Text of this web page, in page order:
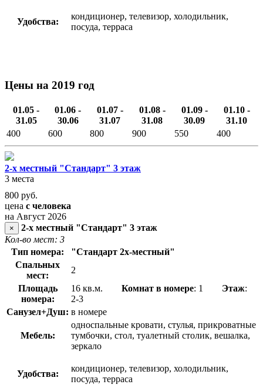
Удобства:
кондиционер, телевизор, холодильник,
посуда, терраса
Цены на 2019 год
01.05 -
31.05
01.06 -
30.06
01.07 -
31.07
01.08 -
31.08
01.09 -
30.09
01.10 -
31.10
400
600 800 900 550 400
2-х местный "Стандарт" 3 этаж
3 места
800 руб.
цена с человека
на Август 2026
×
2-х местный "Стандарт" 3 этаж
Кол-во мест: 3
Тип номера:
"Стандарт 2х-местный"
Спальных
мест:
2
Площадь
номера:
16 кв.м. Комнат в номере: 1 Этаж:
2-3
Санузел+Душ: в номере
Мебель:
односпальные кровати, стулья, прикроватные
тумбочки, стол, туалетный столик, вешалка,
зеркало
Удобства:
кондиционер, телевизор, холодильник,
посуда, терраса